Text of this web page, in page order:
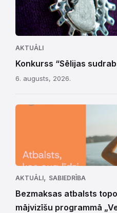
AKTUĀLI
Konkurss “Sēlijas
6. augusts, 2026.
AKTUĀLI, SABIEDRĪBA
Bezmaksas atbalsts
mājvizīšu programmā